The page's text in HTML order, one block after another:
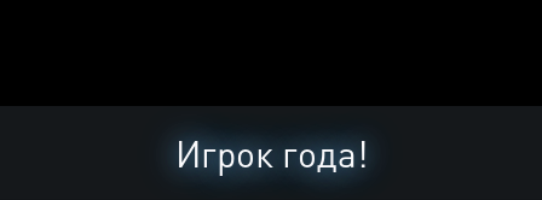
Игрок года!